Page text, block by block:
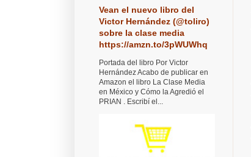
Vean el nuevo libro del
Victor Hernández (@toliro)
sobre la clase media
https://amzn.to/3pWUWhq
Portada del libro Por Victor
Hernández Acabo de publicar en
Amazon el libro La Clase Media
en México y Cómo la Agredió el
PRIAN . Escribí el...